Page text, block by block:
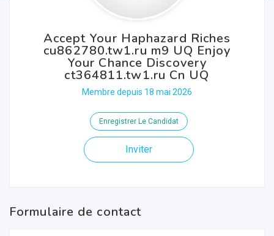
Accept Your Haphazard Riches
cu862780.tw1.ru m9 UQ Enjoy
Your Chance Discovery
ct364811.tw1.ru Cn UQ
Membre depuis 18 mai 2026
Enregistrer Le Candidat
Inviter
Formulaire de contact